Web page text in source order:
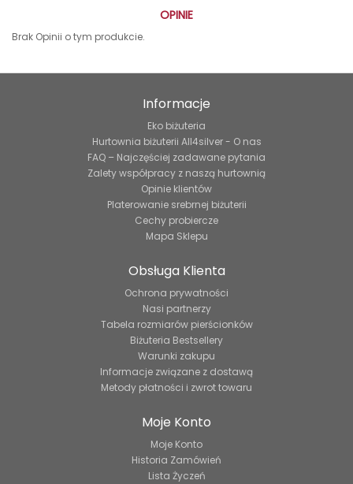
OPINIE
Brak Opinii o tym produkcie.
Informacje
Eko biżuteria
Hurtownia biżuterii All4silver - O nas
FAQ – Najczęściej zadawane pytania
Zalety współpracy z naszą hurtownią
Opinie klientów
Platerowanie srebrnej biżuterii
Cechy probiercze
Mapa Sklepu
Obsługa Klienta
Ochrona prywatności
Nasi partnerzy
Tabela rozmiarów pierścionków
Biżuteria Bestsellery
Warunki zakupu
Informacje związane z dostawą
Metody płatności i zwrot towaru
Moje Konto
Moje Konto
Historia Zamówień
Lista Życzeń